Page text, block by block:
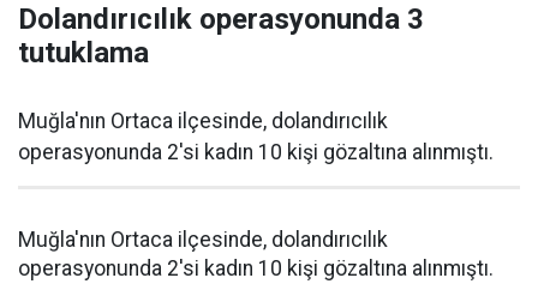
Dolandırıcılık operasyonunda 3
tutuklama
Muğla'nın Ortaca ilçesinde, dolandırıcılık
operasyonunda 2'si kadın 10 kişi gözaltına alınmıştı.
Muğla'nın Ortaca ilçesinde, dolandırıcılık
operasyonunda 2'si kadın 10 kişi gözaltına alınmıştı.